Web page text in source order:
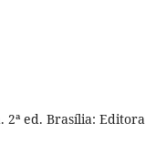
2ª ed. Brasília: Editora